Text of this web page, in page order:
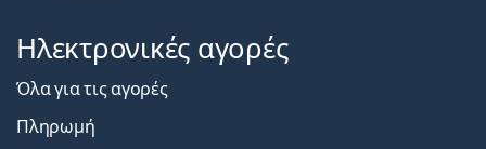
Ηλεκτρονικές αγορές
Όλα για τις αγορές
Πληρωμή